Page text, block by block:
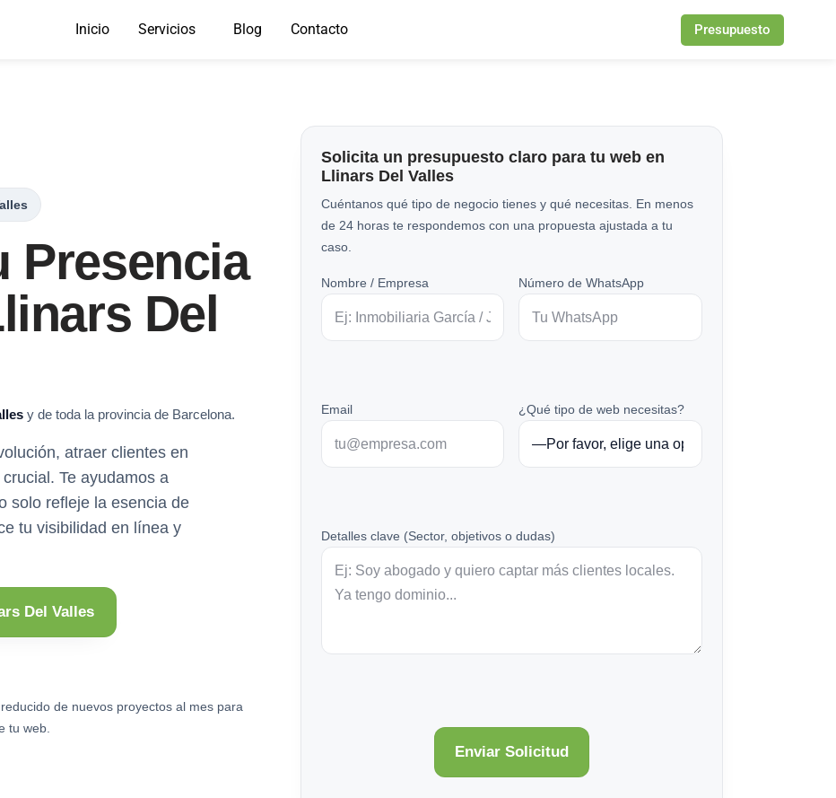
Inicio Servicios Blog Contacto Presupuesto
Presencia
Del
y de toda la provincia de Barcelona.
atraer clientes en
Te ayudamos a
solo refleje la esencia de
tu visibilidad en línea y
Del Valles
de nuevos proyectos al mes para
tu web.
Solicita un presupuesto claro para tu web en
Llinars Del Valles
Cuéntanos qué tipo de negocio tienes y qué necesitas. En menos
de 24 horas te respondemos con una propuesta ajustada a tu
caso.
Nombre / Empresa Número de WhatsApp
Email ¿Qué tipo de web necesitas?
Detalles clave (Sector, objetivos o dudas)